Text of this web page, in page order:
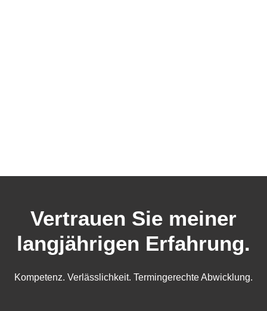
Vertrauen Sie meiner
langjährigen Erfahrung.
Kompetenz. Verlässlichkeit. Termingerechte Abwicklung.